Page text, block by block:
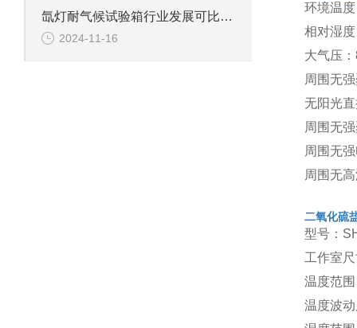
氙灯耐气候试验箱行业发展可比作房屋建设
2024-11-16
环境温
相对湿
大气压
周围无
无阳光
周围无
周围无
周围无
二氧化硫
型号：
工作室
温度范
温度波